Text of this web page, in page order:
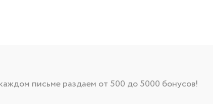
письме раздаем от 500 до 5000 бонусов!